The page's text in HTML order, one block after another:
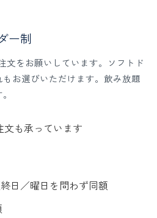
ー制
文をお願いしています。ソフトド
お選びいただけます。飲み放題
文も承っています
終日／曜日を問わず同額